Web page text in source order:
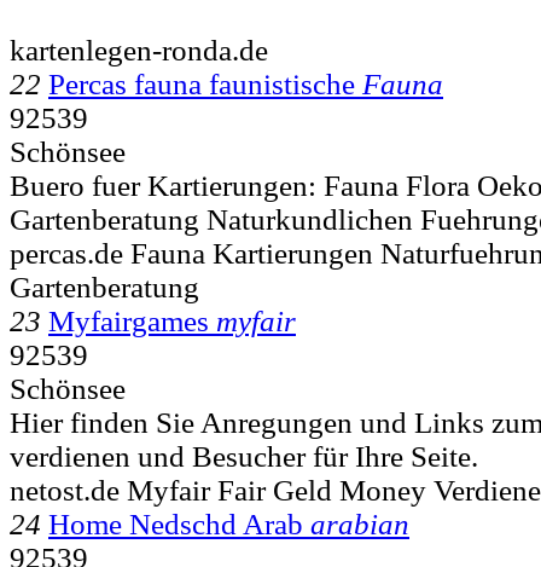
kartenlegen-ronda.de
22 Percas fauna faunistische Fauna
92539
Schönsee
Buero fuer Kartierungen: Fauna Flora
Gartenberatung Naturkundlichen
percas.de Fauna Kartierungen
Gartenberatung
23 Myfairgames myfair
92539
Schönsee
Hier finden Sie Anregungen und Links
verdienen und Besucher für Ihre Seite.
netost.de Myfair Fair Geld Money
24 Home Nedschd Arab arabian
92539